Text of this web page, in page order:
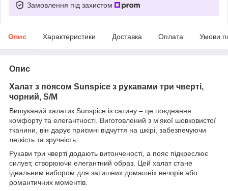
Замовлення під захистом
Опис Характеристики Доставка Оплата Умови
Опис
Халат з поясом Sunspice з рукавами три чверті,
чорний, S/M
Вишуканий халатик Sunspice із сатину – це поєднання
комфорту та елегантності. Виготовлений з м'якої шовковистої
тканини, він дарує приємні відчуття на шкірі, забезпечуючи
легкість та зручність.
Рукави три чверті додають витонченості, а пояс підкреслює
силует, створюючи елегантний образ. Цей халат стане
ідеальним вибором для затишних домашніх вечорів або
романтичних моментів.